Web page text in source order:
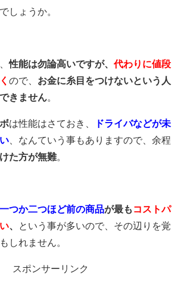
しょうか。
性能は勿論高いですが、代わりに値段
ので、 お金に糸目をつけないという人
きません
は性能はさておき、
ドライバなどが未
、なんていう事もありますので、余程
た方が無難。
一つか二つほど前の商品が最も コストパ
という事が多いので、その辺りを覚
しれません。
スポンサーリンク